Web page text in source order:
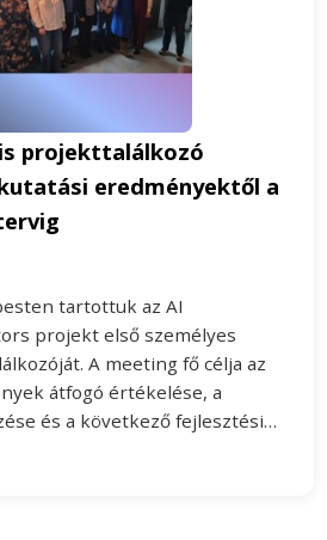
projekttalálkozó
eredményektől a
tartottuk az AI
projekt első személyes
A meeting fő célja az
átfogó értékelése, a
és a következő fejlesztési…